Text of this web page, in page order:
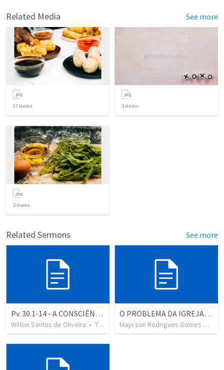
Related Media See more
17 items 3 items
2items
Related Sermons See more
Pv. 30.1-14 - A CONSCIÊNCIA DE AGUR
Wilton Santos de Oliveira • 75 views
O PROBLEMA DA IGREJA DE CORINTO
Maycson Rodrigues Gomes da Silva